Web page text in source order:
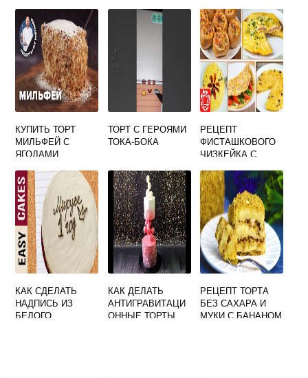
КУПИТЬ ТОРТ
МИЛЬФЕЙ С
ЯГОДАМИ
ТОРТ С ГЕРОЯМИ
ТОКА-БОКА
РЕЦЕПТ
ФИСТАШКОВОГО
ЧИЗКЕЙКА С
КАК СДЕЛАТЬ
НАДПИСЬ ИЗ
БЕЛОГО
КАК ДЕЛАТЬ
АНТИГРАВИТАЦИ
ОННЫЕ ТОРТЫ
РЕЦЕПТ ТОРТА
БЕЗ САХАРА И
МУКИ С БАНАНОМ